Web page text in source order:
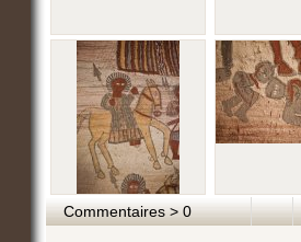
Commentaires > 0